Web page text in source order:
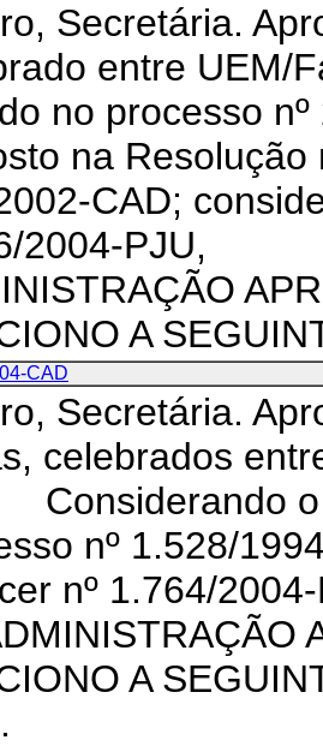
Secretária.
entre
no processo
na Resolução
CAD;
2004-PJU,
A
CAD
Secretária.
celebrados
o
nº 1.528/
nº 1.764/
A